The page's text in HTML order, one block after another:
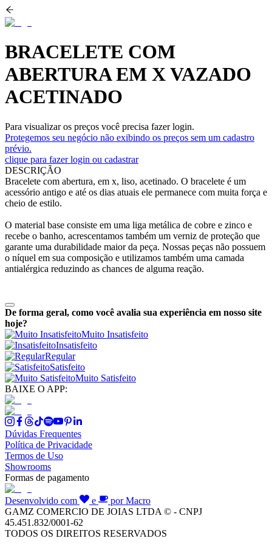
BRACELETE COM
ABERTURA EM X VAZADO
ACETINADO
Para visualizar os preços você precisa fazer login.
Protegemos seu negócio não exibindo os preços sem um cadastro
prévio.
clique para fazer login ou cadastrar
DESCRIÇÃO
Bracelete com abertura, em x, liso, acetinado. O bracelete é um
acessório antigo e até os dias atuais ele permanece com muita força e
cheio de estilo.
O material base consiste em uma liga metálica de cobre e zinco e
recebe o banho, acrescentamos também um verniz de proteção que
garante uma durabilidade maior da peça. Nossas peças não possuem
o níquel em sua composição e utilizamos também uma camada
antialérgica reduzindo as chances de alguma reação.
De forma geral, como você avalia sua experiência em nosso site
hoje?
Muito Insatisfeito
Insatisfeito
Regular
Satisfeito
Muito Satisfeito
BAIXE O APP:
Dúvidas Frequentes
Política de Privacidade
Termos de Uso
Showrooms
Formas de pagamento
Desenvolvido com e
por Macro
GAMZ COMERCIO DE JOIAS LTDA © - CNPJ
45.451.832/0001-62
TODOS OS DIREITOS RESERVADOS